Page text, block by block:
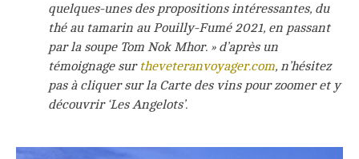
quelques-unes des propositions intéressantes, du
thé au tamarin au Pouilly-Fumé 2021, en passant
par la soupe Tom Nok Mhor. » d’après un
témoignage sur theveteranvoyager.com, n’hésitez
pas à cliquer sur la Carte des vins pour zoomer et y
découvrir ‘Les Angelots’.